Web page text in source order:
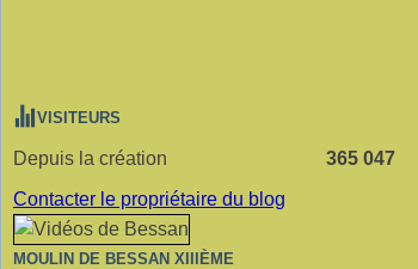
VISITEURS
Depuis la création
365 047
Contacter le propriétaire du blog
MOULIN DE BESSAN XIIIÈME